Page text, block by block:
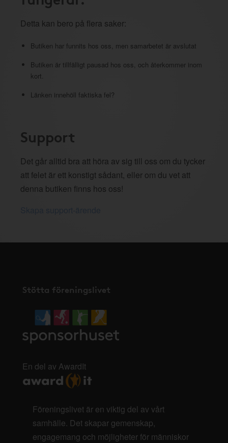
Detta kan bero på flera saker:
Butiken har funnits hos oss, men samarbetet är avslutat
Butiken är tillfälligt pausad hos oss, och återkommer inom
kort.
Länken innehöll faktiska fel?
Support
Det går alltid bra att höra av sig till oss om du tycker
att felet är ett konstigt sådant, eller om du vet att
denna butiken finns hos oss!
Stötta föreningslivet
En del av AwardIt
Föreningslivet är en viktig del av vårt
samhälle. Det skapar gemenskap,
engagemang och möjligheter för människor